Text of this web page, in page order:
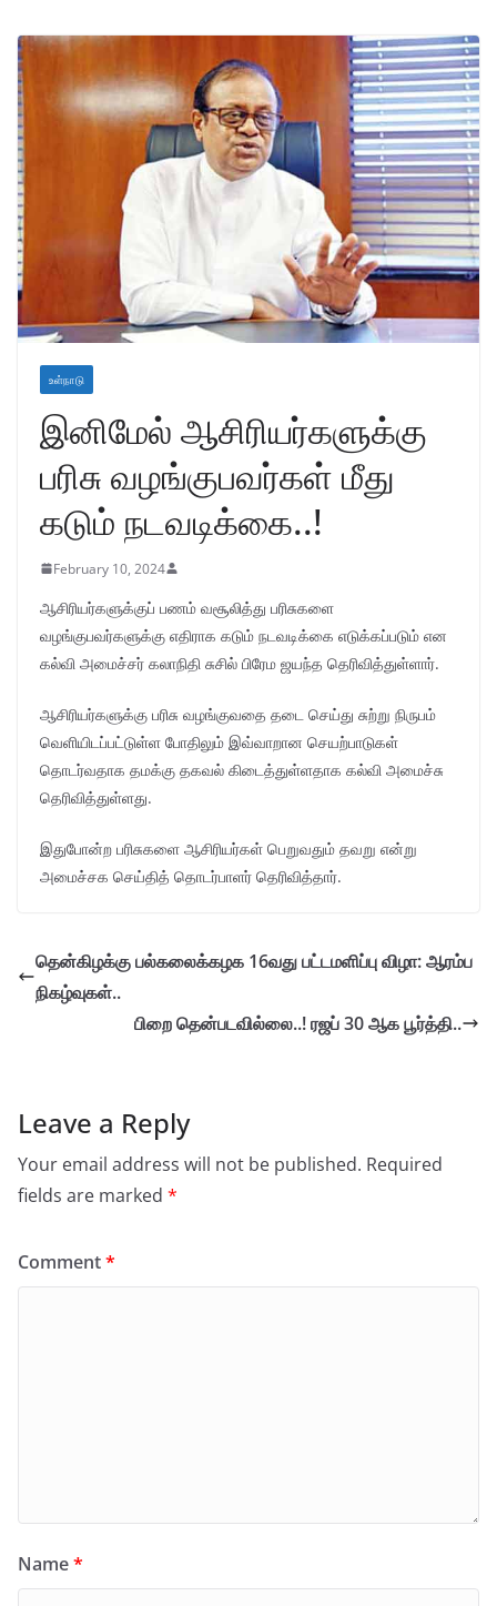
உள்நாடு
இனிமேல் ஆசிரியர்களுக்கு
பரிசு வழங்குபவர்கள் மீது
கடும் நடவடிக்கை..!
February 10, 2024
ஆசிரியர்களுக்குப் பணம் வசூலித்து பரிசுகளை
வழங்குபவர்களுக்கு எதிராக கடும் நடவடிக்கை எடுக்கப்படும் என
கல்வி அமைச்சர் கலாநிதி சுசில் பிரேம ஜயந்த தெரிவித்துள்ளார்.
ஆசிரியர்களுக்கு பரிசு வழங்குவதை தடை செய்து சுற்று நிருபம்
வெளியிடப்பட்டுள்ள போதிலும் இவ்வாறான செயற்பாடுகள்
தொடர்வதாக தமக்கு தகவல் கிடைத்துள்ளதாக கல்வி அமைச்சு
தெரிவித்துள்ளது.
இதுபோன்ற பரிசுகளை ஆசிரியர்கள் பெறுவதும் தவறு என்று
அமைச்சக செய்தித் தொடர்பாளர் தெரிவித்தார்.
தென்கிழக்கு பல்கலைக்கழக 16வது பட்டமளிப்பு விழா: ஆரம்ப
நிகழ்வுகள்..
பிறை தென்படவில்லை..! ரஜப் 30 ஆக பூர்த்தி..
Leave a Reply
Your email address will not be published. Required
fields are marked *
Comment*
Name*